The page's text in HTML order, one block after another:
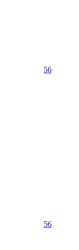
56
56